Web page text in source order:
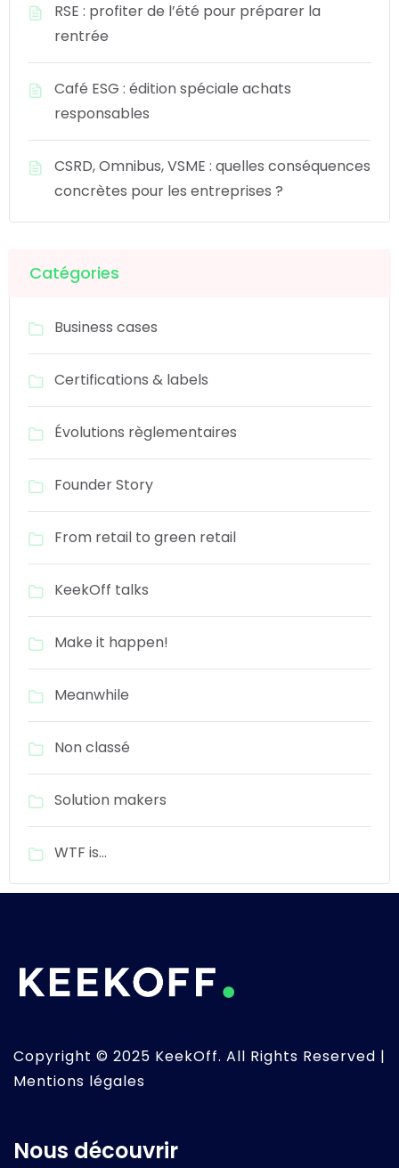
RSE : profiter de l’été pour préparer la
rentrée
Café ESG : édition spéciale achats
responsables
CSRD, Omnibus, VSME : quelles conséquences
concrètes pour les entreprises ?
Catégories
Business cases
Certifications & labels
Évolutions règlementaires
Founder Story
From retail to green retail
KeekOff talks
Make it happen!
Meanwhile
Non classé
Solution makers
WTF is…
Copyright © 2025 KeekOff. All Rights Reserved |
Mentions légales
Nous découvrir